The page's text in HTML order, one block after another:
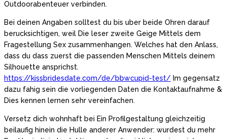
Outdoorabenteuer verbinden.
Bei deinen Angaben solltest du bis uber beide Ohren darauf
berucksichtigen, weil Die leser zweite Geige Mittels dem
Fragestellung Sex zusammenhangen. Welches hat den Anlass,
dass du dass zuerst die passenden Menschen Mittels deinem
Silhouette ansprichst.
https://kissbridesdate.com/de/bbwcupid-test/ Im gegensatz
dazu fahig sein die vorliegenden Daten die Kontaktaufnahme &
Dies kennen lernen sehr vereinfachen.
Versetz dich wohnhaft bei Ein Profilgestaltung gleichzeitig
beilaufig hinein die Hulle anderer Anwender: wurdest du mehr